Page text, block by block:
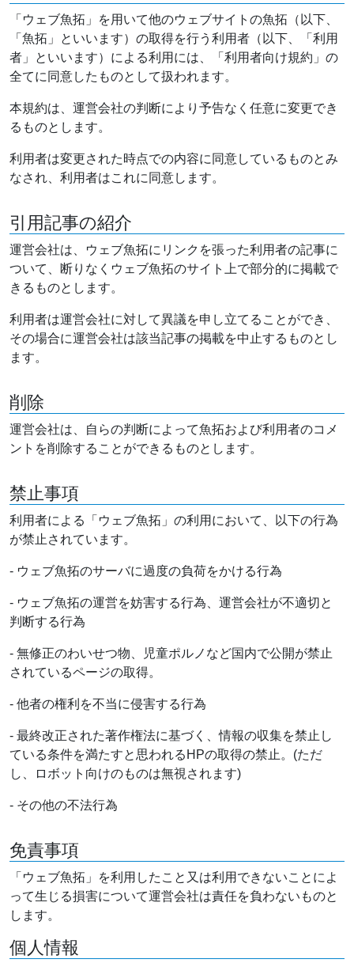
「ウェブ魚拓」を用いて他のウェブサイトの魚拓（以下、
「魚拓」といいます）の取得を行う利用者（以下、「利用
者」といいます）による利用には、「利用者向け規約」の
全てに同意したものとして扱われます。
本規約は、運営会社の判断により予告なく任意に変更でき
るものとします。
利用者は変更された時点での内容に同意しているものとみ
なされ、利用者はこれに同意します。
引用記事の紹介
運営会社は、ウェブ魚拓にリンクを張った利用者の記事に
ついて、断りなくウェブ魚拓のサイト上で部分的に掲載で
きるものとします。
利用者は運営会社に対して異議を申し立てることができ、
その場合に運営会社は該当記事の掲載を中止するものとし
ます。
削除
運営会社は、自らの判断によって魚拓および利用者のコメ
ントを削除することができるものとします。
禁止事項
利用者による「ウェブ魚拓」の利用において、以下の行為
が禁止されています。
- ウェブ魚拓のサーバに過度の負荷をかける行為
- ウェブ魚拓の運営を妨害する行為、運営会社が不適切と
判断する行為
- 無修正のわいせつ物、児童ポルノなど国内で公開が禁止
されているページの取得。
- 他者の権利を不当に侵害する行為
- 最終改正された著作権法に基づく、情報の収集を禁止し
ている条件を満たすと思われるHPの取得の禁止。(ただ
し、ロボット向けのものは無視されます)
- その他の不法行為
免責事項
「ウェブ魚拓」を利用したこと又は利用できないことによ
って生じる損害について運営会社は責任を負わないものと
します。
個人情報